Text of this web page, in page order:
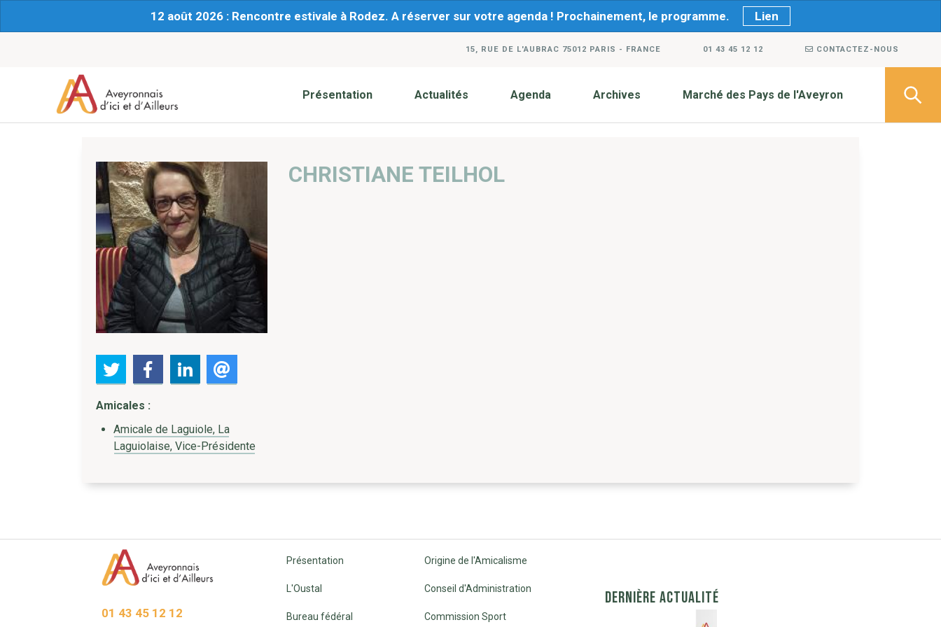
12 août 2026 : Rencontre estivale à Rodez. A réserver sur votre agenda ! Prochainement, le programme. Lien
15, RUE DE L'AUBRAC 75012 PARIS - FRANCE 01 43 45 12 12 CONTACTEZ-NOUS
Présentation Actualités Agenda Archives Marché des Pays de l'Aveyron
Amicales :
Amicale de Laguiole, La
Laguiolaise, Vice-Présidente
CHRISTIANE TEILHOL
01 43 45 12 12
Présentation Origine de l'Amicalisme
L'Oustal Conseil d'Administration
Bureau fédéral Commission Sport
DERNIÈRE ACTUALITÉ